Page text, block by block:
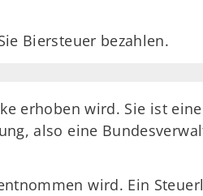
Biersteuer bezahlen.
erhoben wird. Sie ist
also eine
wird. Ein